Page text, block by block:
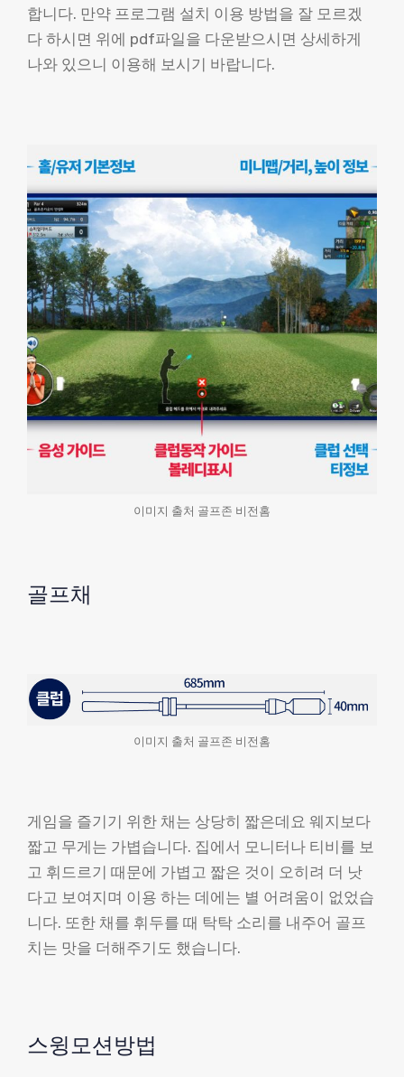
합니다. 만약 프로그램 설치 이용 방법을 잘 모르겠
다 하시면 위에 pdf파일을 다운받으시면 상세하게
나와 있으니 이용해 보시기 바랍니다.
이미지 출처 골프존 비전홈
골프채
이미지 출처 골프존 비전홈
게임을 즐기기 위한 채는 상당히 짧은데요 웨지보다
짧고 무게는 가볍습니다. 집에서 모니터나 티비를 보
고 휘드르기 때문에 가볍고 짧은 것이 오히려 더 낫
다고 보여지며 이용 하는 데에는 별 어려움이 없었습
니다. 또한 채를 휘두를 때 탁탁 소리를 내주어 골프
치는 맛을 더해주기도 했습니다.
스윙모션방법